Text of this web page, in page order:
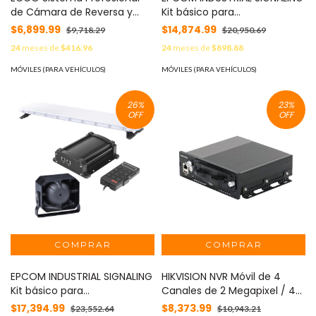
de Cámara de Reversa y
Monitor para Vehículos de
Trabajo y Montacargas con
inteligencia IA para la
detección de peatones
$6,899.99 $9,718.29
24meses de$416.96
MÓVILES (PARA VEHÍCULOS)
Kit básico para
equipamiento de unidades
de Seguridad Privada MOD:
X75AKIT
$14,874.99 $20,950.69
24meses de$898.88
MÓVILES (PARA VEHÍCULOS)
26%
OFF
EPCOM INDUSTRIAL SIGNALING
Kit básico para
equipamiento de unidades
$17,394.99 $23,552.64
23%
OFF
HIKVISION NVR Móvil de 4
Canales de 2 Megapixel / 4
PoE + 4 vía Switch Extendible
$8,373.99 $10,943.21